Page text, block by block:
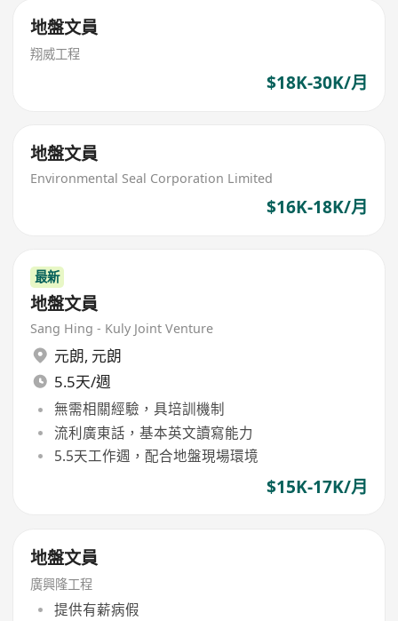
地盤文員
翔威工程
$18K-30K/月
地盤文員
Environmental Seal Corporation Limited
$16K-18K/月
最新
地盤文員
Sang Hing - Kuly Joint Venture
元朗, 元朗
5.5天/週
無需相關經驗，具培訓機制
流利廣東話，基本英文讀寫能力
5.5天工作週，配合地盤現場環境
$15K-17K/月
地盤文員
廣興隆工程
提供有薪病假